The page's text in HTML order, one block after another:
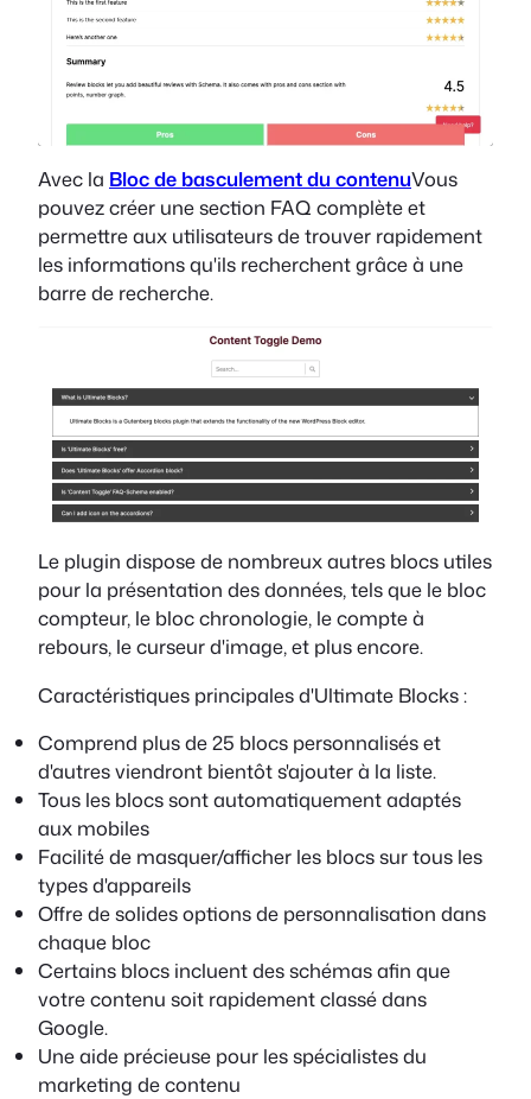
Avec la Bloc de basculement du contenuVous
pouvez créer une section FAQ complète et
permettre aux utilisateurs de trouver rapidement
les informations qu'ils recherchent grâce à une
barre de recherche.
Le plugin dispose de nombreux autres blocs utiles
pour la présentation des données, tels que le bloc
compteur, le bloc chronologie, le compte à
rebours, le curseur d'image, et plus encore.
Caractéristiques principales d'Ultimate Blocks :
Comprend plus de 25 blocs personnalisés et
d'autres viendront bientôt s'ajouter à la liste.
Tous les blocs sont automatiquement adaptés
aux mobiles
Facilité de masquer/afficher les blocs sur tous les
types d'appareils
Offre de solides options de personnalisation dans
chaque bloc
Certains blocs incluent des schémas afin que
votre contenu soit rapidement classé dans
Google.
Une aide précieuse pour les spécialistes du
marketing de contenu